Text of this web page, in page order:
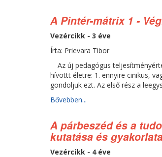
A Pintér-mátrix 1 -
Vezércikk - 3 éve
Írta: Prievara Tibor
Az új pedagógus
hívottt életre: 1. ennyire cinikus,
gondoljuk ezt. Az első rész a
Bővebben...
A párbeszéd és a
kutatása és
Vezércikk - 4 éve